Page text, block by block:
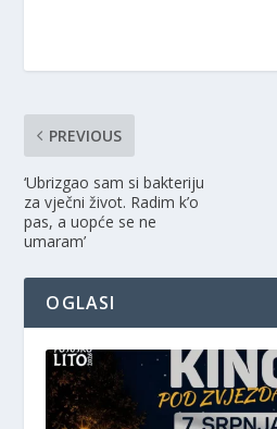
PREVIOUS
‘Ubrizgao sam si bakteriju
za vječni život. Radim k’o
pas, a uopće se ne
umaram’
OGLASI